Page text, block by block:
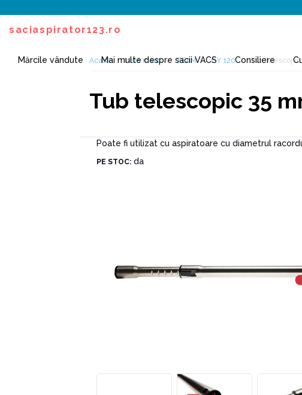
saciaspirator123.ro
Mărcile vândute Mai multe despre sacii VACS Consiliere
Acasă Listă mărci TEAM CY 120 Tub telescopic
Tub telescopic 35
Poate fi utilizat cu aspiratoare cu diametrul
PE STOC: da